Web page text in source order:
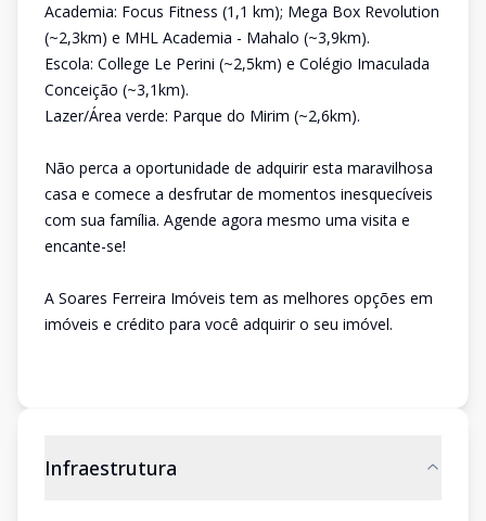
Academia: Focus Fitness (1,1 km); Mega Box Revolution
(~2,3km) e MHL Academia - Mahalo (~3,9km).
Escola: College Le Perini (~2,5km) e Colégio Imaculada
Conceição (~3,1km).
Lazer/Área verde: Parque do Mirim (~2,6km).
Não perca a oportunidade de adquirir esta maravilhosa
casa e comece a desfrutar de momentos inesquecíveis
com sua família. Agende agora mesmo uma visita e
encante-se!
A Soares Ferreira Imóveis tem as melhores opções em
imóveis e crédito para você adquirir o seu imóvel.
Infraestrutura